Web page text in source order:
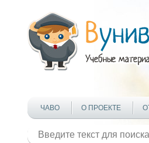
ЧАВО О ПРОЕКТЕ